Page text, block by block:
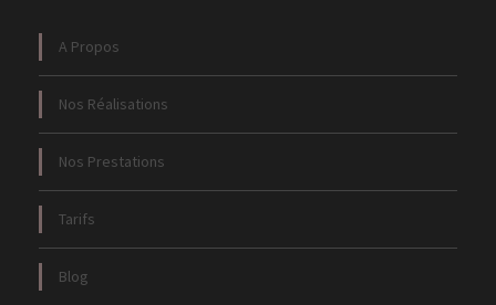
A Propos
Nos Réalisations
Nos Prestations
Tarifs
Blog